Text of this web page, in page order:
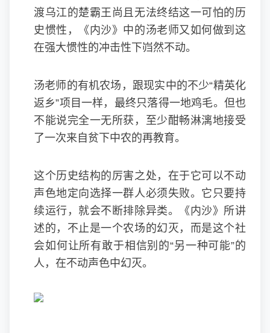
渡乌江的楚霸王尚且无法终结这一可怕的历
史惯性，《内沙》中的汤老师又如何做到这
在强大惯性的冲击性下岿然不动。
汤老师的有机农场，跟现实中的不少“精英化
返乡”项目一样，最终只落得一地鸡毛。但也
不能说完全一无所获，至少酣畅淋漓地接受
了一次来自贫下中农的再教育。
这个历史结构的厉害之处，在于它可以不动
声色地定向选择一群人必须失败。它只要持
续运行，就会不断排除异类。《内沙》所讲
述的，不止是一个农场的幻灭，而是这个社
会如何让所有敢于相信别的“另一种可能”的
人，在不动声色中幻灭。